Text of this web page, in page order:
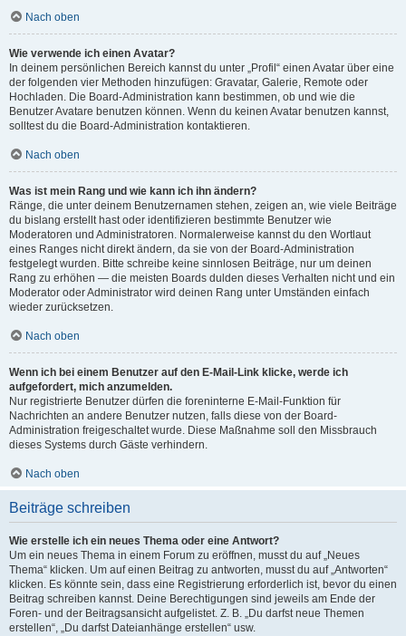
Nach oben
Wie verwende ich einen Avatar?
In deinem persönlichen Bereich kannst du unter „Profil“ einen Avatar über eine
der folgenden vier Methoden hinzufügen: Gravatar, Galerie, Remote oder
Hochladen. Die Board-Administration kann bestimmen, ob und wie die
Benutzer Avatare benutzen können. Wenn du keinen Avatar benutzen kannst,
solltest du die Board-Administration kontaktieren.
Nach oben
Was ist mein Rang und wie kann ich ihn ändern?
Ränge, die unter deinem Benutzernamen stehen, zeigen an, wie viele Beiträge
du bislang erstellt hast oder identifizieren bestimmte Benutzer wie
Moderatoren und Administratoren. Normalerweise kannst du den Wortlaut
eines Ranges nicht direkt ändern, da sie von der Board-Administration
festgelegt wurden. Bitte schreibe keine sinnlosen Beiträge, nur um deinen
Rang zu erhöhen — die meisten Boards dulden dieses Verhalten nicht und ein
Moderator oder Administrator wird deinen Rang unter Umständen einfach
wieder zurücksetzen.
Nach oben
Wenn ich bei einem Benutzer auf den E-Mail-Link klicke, werde ich
aufgefordert, mich anzumelden.
Nur registrierte Benutzer dürfen die foreninterne E-Mail-Funktion für
Nachrichten an andere Benutzer nutzen, falls diese von der Board-
Administration freigeschaltet wurde. Diese Maßnahme soll den Missbrauch
dieses Systems durch Gäste verhindern.
Nach oben
Beiträge schreiben
Wie erstelle ich ein neues Thema oder eine Antwort?
Um ein neues Thema in einem Forum zu eröffnen, musst du auf „Neues
Thema“ klicken. Um auf einen Beitrag zu antworten, musst du auf „Antworten“
klicken. Es könnte sein, dass eine Registrierung erforderlich ist, bevor du einen
Beitrag schreiben kannst. Deine Berechtigungen sind jeweils am Ende der
Foren- und der Beitragsansicht aufgelistet. Z. B. „Du darfst neue Themen
erstellen“, „Du darfst Dateianhänge erstellen“ usw.